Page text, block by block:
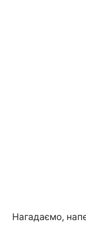
Нагадаємо,